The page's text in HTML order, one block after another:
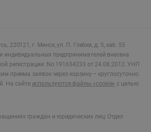
220121, г. Минск, ул. П. Глебки, д. 5, каб. 55
предпринимателей внесена
регистрации: No 191634233 от 24.08.2012. УНП
приема заявок через корзину – круглосуточно.
. На сайте используются файлы «cookie» с целью
граждан и юридических лиц: Отдел